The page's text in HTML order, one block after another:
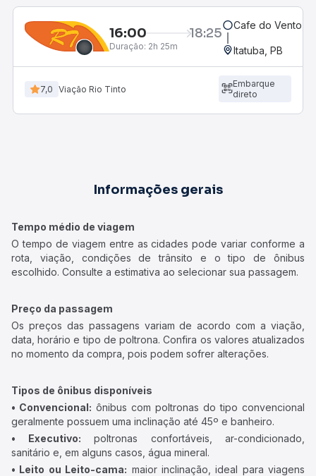
16:00 18:25
Duração: 2h 25m
Cafe do Vento,
Itatuba, PB
7,0 Viação Rio Tinto
Embarque
direto
Informações gerais
Tempo médio de viagem
O tempo de viagem entre as cidades pode variar conforme a
rota, viação, condições de trânsito e o tipo de ônibus
escolhido. Consulte a estimativa ao selecionar sua passagem.
Preço da passagem
Os preços das passagens variam de acordo com a viação,
data, horário e tipo de poltrona. Confira os valores atualizados
no momento da compra, pois podem sofrer alterações.
Tipos de ônibus disponíveis
• Convencional: ônibus com poltronas do tipo convencional
geralmente possuem uma inclinação até 45º e banheiro.
• Executivo: poltronas confortáveis, ar-condicionado,
sanitário e, em alguns casos, água mineral.
• Leito ou Leito-cama: maior inclinação, ideal para viagens